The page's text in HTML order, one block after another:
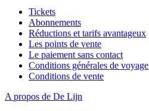
Tickets
Abonnements
Réductions et tarifs avantageux
Les points de vente
Le paiement sans contact
Conditions générales de voyage
Conditions de vente
A propos de De Lijn